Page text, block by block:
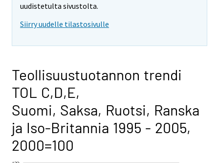
uudistetulta sivustolta.
Siirry uudelle tilastosivulle
Teollisuustuotannon trendi
TOL C,D,E,
Suomi, Saksa, Ruotsi, Ranska
ja Iso-Britannia 1995 - 2005,
2000=100